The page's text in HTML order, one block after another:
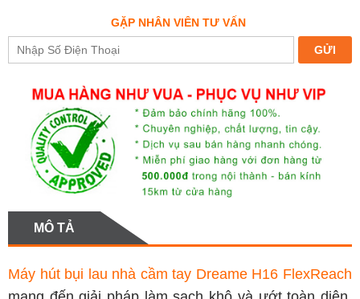
GẶP NHÂN VIÊN TƯ VẤN
MÔ TẢ
Máy hút bụi lau nhà cầm tay Dreame H16 FlexReach